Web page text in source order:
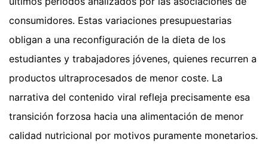
consumidores. Estas variaciones presupuestarias
obligan a una reconfiguración de la dieta de los
estudiantes y trabajadores jóvenes, quienes recurren a
productos ultraprocesados de menor coste. La
narrativa del contenido viral refleja precisamente esa
transición forzosa hacia una alimentación de menor
calidad nutricional por motivos puramente monetarios.